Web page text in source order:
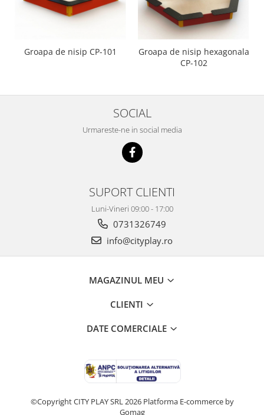
Groapa de nisip CP-101
Groapa de nisip hexagonala
CP-102
SOCIAL
Urmareste-ne in social media
SUPORT CLIENTI
Luni-Vineri 09:00 - 17:00
0731326749
info@cityplay.ro
MAGAZINUL MEU
CLIENTI
DATE COMERCIALE
©Copyright CITY PLAY SRL 2026 Platforma E-commerce by
Gomag